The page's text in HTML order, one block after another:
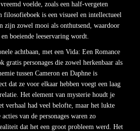
voelde, zoals een half-vergeten
filosofieboek is een visueel en intellectueel
zijn zowel mooi als onthutsend, waardoor
boeiende leeservaring wordt.
achtbaan, met een Vida: Een Romance
gratis personages die zowel herkenbaar als
tussen Cameron en Daphne is
dat ze voor elkaar hebben voegt een laag
Het element van mysterie houdt je
verhaal had veel belofte, maar het lukte
van de personages waren zo
dat het een groot probleem werd. Het